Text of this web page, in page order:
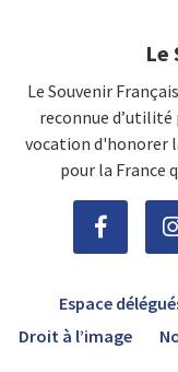
Le
Le Souvenir
reconnue d’utilité
vocation d'honorer
pour la France
Espace
Droit à l’image